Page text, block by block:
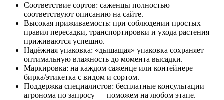
Соответствие сортов: саженцы полностью
соответствуют описанию на сайте.
Высокая приживаемость: при соблюдении простых
правил пересадки, транспортировки и ухода растения
приживаются успешно.
Надёжная упаковка: «дышащая» упаковка сохраняет
оптимальную влажность до момента высадки.
Маркировка: на каждом саженце или контейнере —
бирка/этикетка с видом и сортом.
Поддержка специалистов: бесплатные консультации
агронома по запросу — поможем на любом этапе.